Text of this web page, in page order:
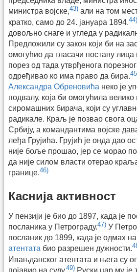
министра војске,43) али на том
кратко, само до 24. јануара 1894.44)
довољно снаге и угледа у
Предложили су закон који би на
омогућио да гласачи постану лица
порез од тада утврђенога
одређивао ко има право да бира.
Александра Обреновића неко је
подвалу, која би омогућила
сиромашних бирача, који су
радикале. Краљ је позвао свога
Србију, а командантима војске
леђа Грујића. Грујић је онда дао
није боље прошао, јер се морао
да није силом власти отерао
границе.46)
Каснија активност
У пензији је био до 1897, када је
посланика у Петрограду.47) У
посланик до 1899, када је одмах
атентата био разрешен дужности.
Ивањданског атентата и њега су
49)